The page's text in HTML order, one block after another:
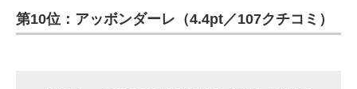
第10位：アッボンダーレ（4.4pt／107クチコミ）